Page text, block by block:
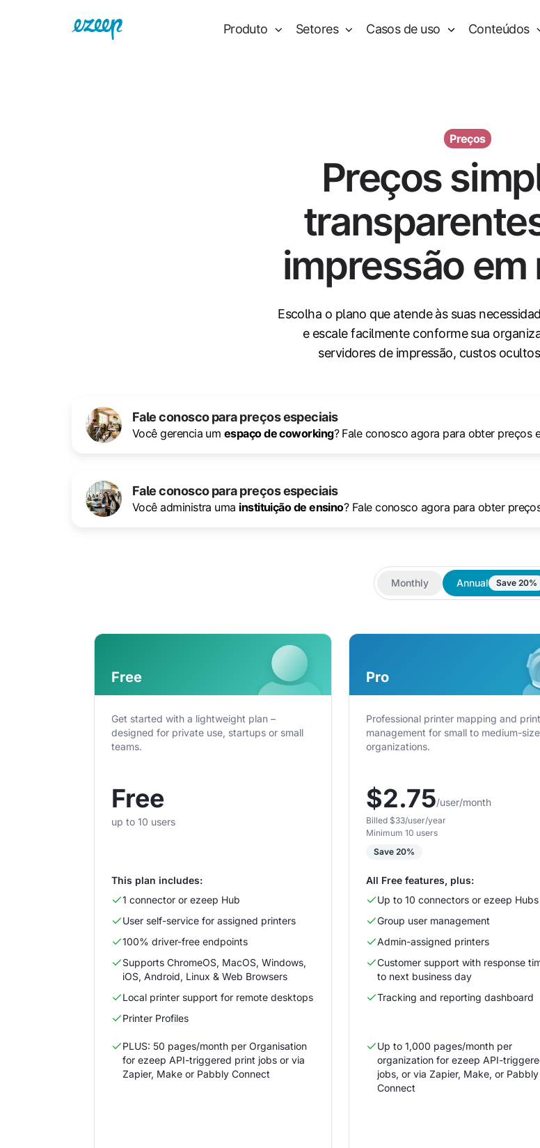
Produto Setores Casos de uso Conteúdos
Preços
Preços
impressão em
Escolha o plano que atende às suas
e escale facilmente conforme sua
servidores de impressão, custos
Fale conosco para preços especiais
Você gerencia um espaço de coworking? Fale conosco agora para obter preços
Fale conosco para preços especiais
Você administra uma instituição de ensino? Fale conosco agora para obter